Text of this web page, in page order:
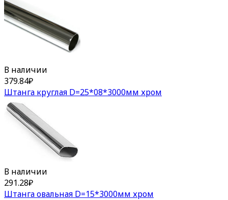
В наличии
379.84₽
Штанга круглая D=25*08*3000мм хром
В наличии
291.28₽
Штанга овальная D=15*3000мм хром